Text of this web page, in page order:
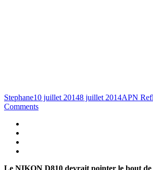
Stephane10 juillet 20148 juillet 2014APN
Comments
Le NIKON D810 devrait pointer le bout de